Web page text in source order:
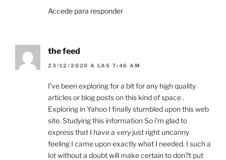
Accede para responder
the feed
23/12/2020 A LAS 7:46 AM
I’ve been exploring for a bit for any high quality
articles or blog posts on this kind of space .
Exploring in Yahoo I finally stumbled upon this web
site. Studying this information So i’m glad to
express that I have a very just right uncanny
feeling I came upon exactly what I needed. I such a
lot without a doubt will make certain to don?t put